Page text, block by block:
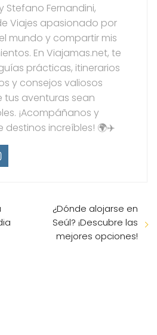
Stefano Fernandini,
Viajes apasionado por
mundo y compartir mis
En Viajamas.net, te
prácticas, itinerarios
y consejos valiosos
tus aventuras sean
¡Acompáñanos y
destinos increíbles! 🌍✈️
¿Dónde alojarse en
Seúl? ¡Descubre las
mejores opciones!